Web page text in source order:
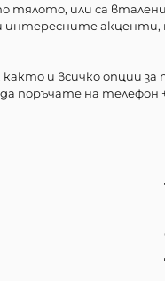
тялото, или са
интересните акценти,
и всичко опции за
поръчате на телефон